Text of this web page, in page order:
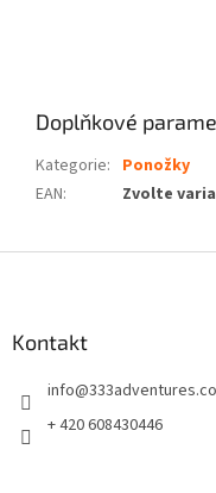
Doplňkové
Kategorie: Ponožky
EAN: Zvolte
Kontakt
info@
+ 420 608430446